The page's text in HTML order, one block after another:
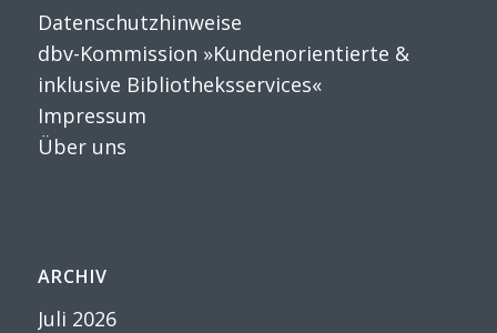
Datenschutzhinweise
dbv-Kommission »Kundenorientierte &
inklusive Bibliotheksservices«
Impressum
Über uns
ARCHIV
Juli 2026